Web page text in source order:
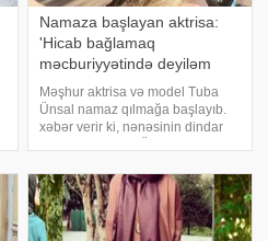
Namaza başlayan aktrisa:
'Hicab bağlamaq
məcburiyyətində deyiləm
Məşhur aktrisa və model Tuba
Ünsal namaz qılmağa başlayıb.
xəbər verir ki, nənəsinin dindar
"Atamın anası hər zaman hicab
bağlayıb, namaz qılırdı. Onu